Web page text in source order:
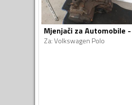
Za:Volkswagen Polo